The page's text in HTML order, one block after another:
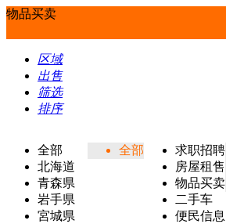
物品买卖
区域
出售
筛选
排序
全部
北海道
青森県
岩手県
宮城県
全部
求职招聘
房屋租售
物品买卖
二手车
便民信息